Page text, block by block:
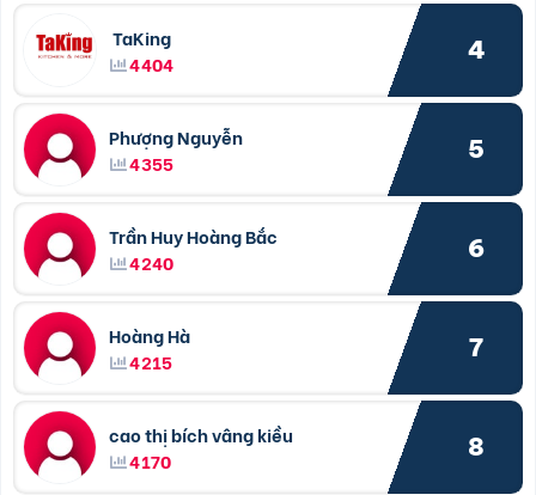
TaKing
4404
4
Phượng Nguyễn
4355
5
Trần Huy Hoàng Bắc
4240
6
Hoàng Hà
4215
7
cao thị bích vâng kiều
4170
8